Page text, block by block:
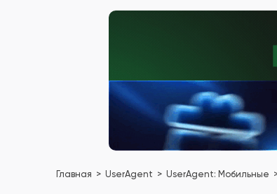
Главная UserAgent UserAgent: Мобильные